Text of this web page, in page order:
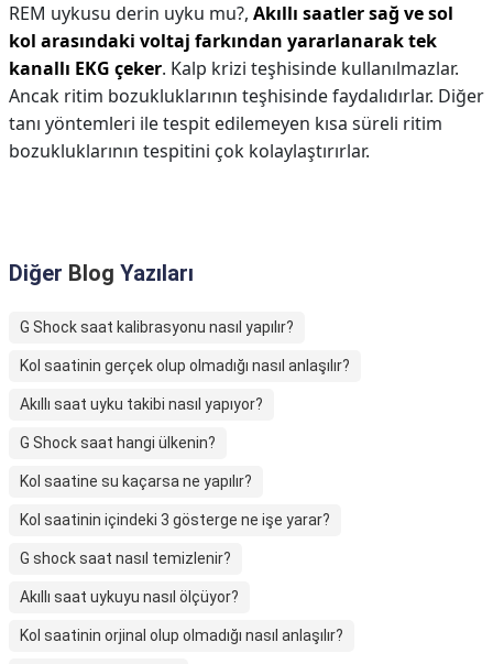
REM uykusu derin uyku mu?, Akıllı saatler sağ ve sol
kol arasındaki voltaj farkından yararlanarak tek
kanallı EKG çeker. Kalp krizi teşhisinde kullanılmazlar.
Ancak ritim bozukluklarının teşhisinde faydalıdırlar. Diğer
tanı yöntemleri ile tespit edilemeyen kısa süreli ritim
bozukluklarının tespitini çok kolaylaştırırlar.
Diğer Blog Yazıları
G Shock saat kalibrasyonu nasıl yapılır?
Kol saatinin gerçek olup olmadığı nasıl anlaşılır?
Akıllı saat uyku takibi nasıl yapıyor?
G Shock saat hangi ülkenin?
Kol saatine su kaçarsa ne yapılır?
Kol saatinin içindeki 3 gösterge ne işe yarar?
G shock saat nasıl temizlenir?
Akıllı saat uykuyu nasıl ölçüyor?
Kol saatinin orjinal olup olmadığı nasıl anlaşılır?